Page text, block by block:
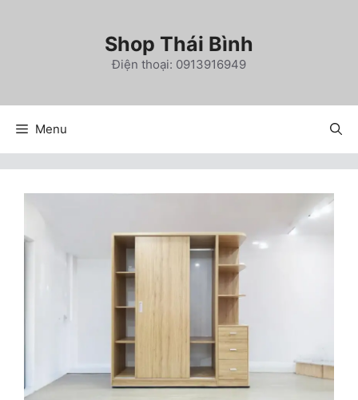
Shop Thái Bình
Điện thoại: 0913916949
Menu